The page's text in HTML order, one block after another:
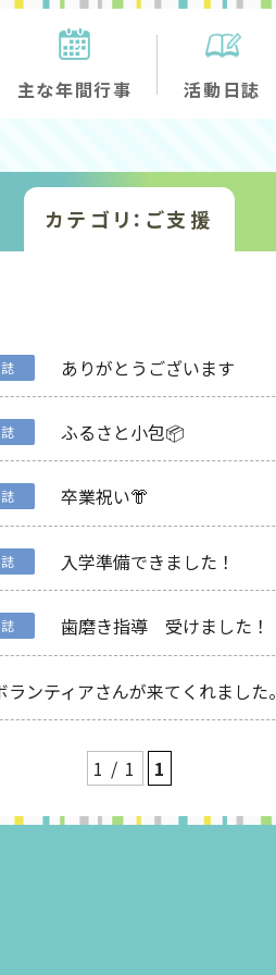
主な年間行事 活動日誌
カテゴリ：ご支援
ありがとうございます
ふるさと小包📦
卒業祝い👘
入学準備できました！
歯磨き指導 受けました！
ランティアさんが来てくれました。
1 / 1 1